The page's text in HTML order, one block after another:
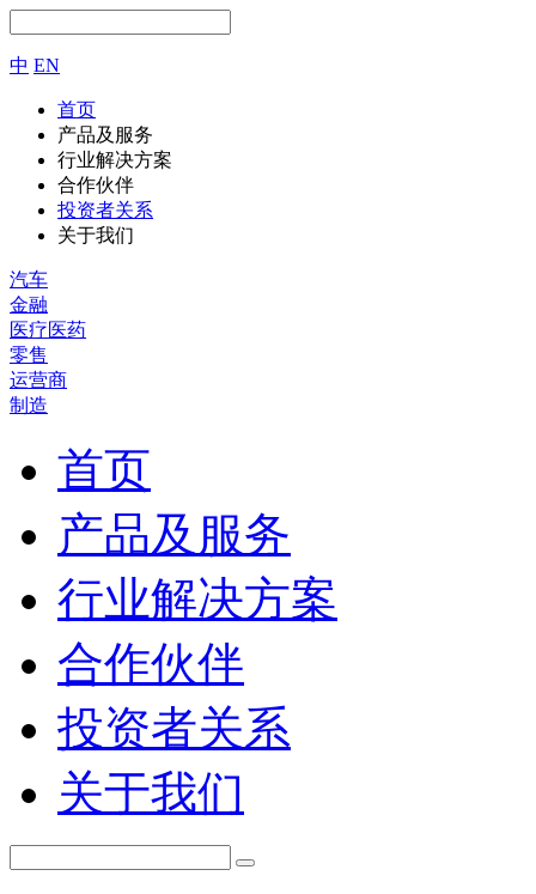
中 EN
首页
产品及服务
行业解决方案
合作伙伴
投资者关系
关于我们
汽车
金融
医疗医药
零售
运营商
制造
首页
产品及服务
行业解决方案
合作伙伴
投资者关系
关于我们